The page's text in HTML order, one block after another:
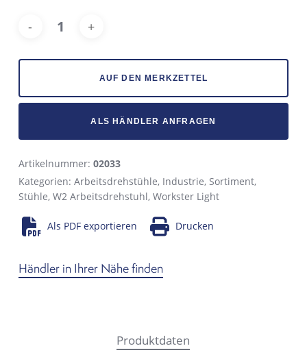
AUF DEN MERKZETTEL
ALS HÄNDLER ANFRAGEN
Artikelnummer: 02033
Kategorien: Arbeitsdrehstühle, Industrie, Sortiment,
Stühle, W2 Arbeitsdrehstuhl, Workster Light
Als PDF exportieren Drucken
Händler in Ihrer Nähe finden
Produktdaten